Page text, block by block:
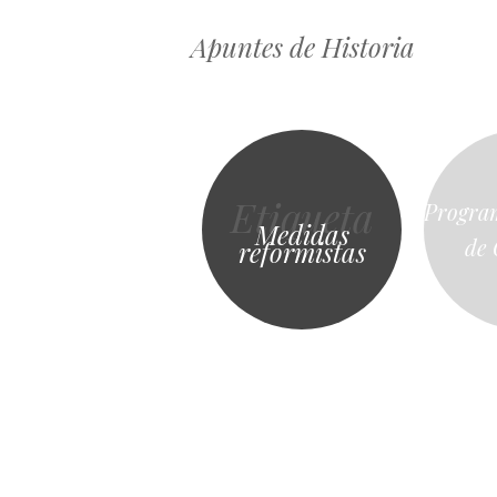
Apuntes de Historia
Etiqueta
Medidas
reformistas
de